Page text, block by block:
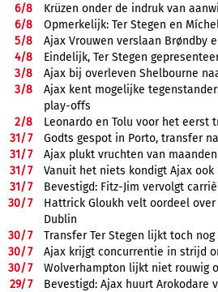
6/8
Krüzen onder de indruk van
6/8
Opmerkelijk: Ter Stegen en
5/8
Ajax Vrouwen verslaan Brøndby
4/8
Eindelijk, Ter Stegen
3/8
Ajax bij overleven Shelbourne
3/8
Ajax kent mogelijke
play-offs
2/8
Leonardo en Tolu voor het eerst
31/7
Godts gespot in Porto, transfer
31/7
Ajax plukt vruchten van
31/7
Vanuit het niets kondigt Ajax ook
31/7
Bevestigd: Fitz-Jim vervolgt
30/7
Hattrick Gloukh velt oordeel
Dublin
30/7
Transfer Ter Stegen lijkt toch
30/7
Ajax krijgt concurrentie in strijd
30/7
Wolverhampton lijkt niet rouwig
29/7
Bevestigd: Ajax huurt Arokodare